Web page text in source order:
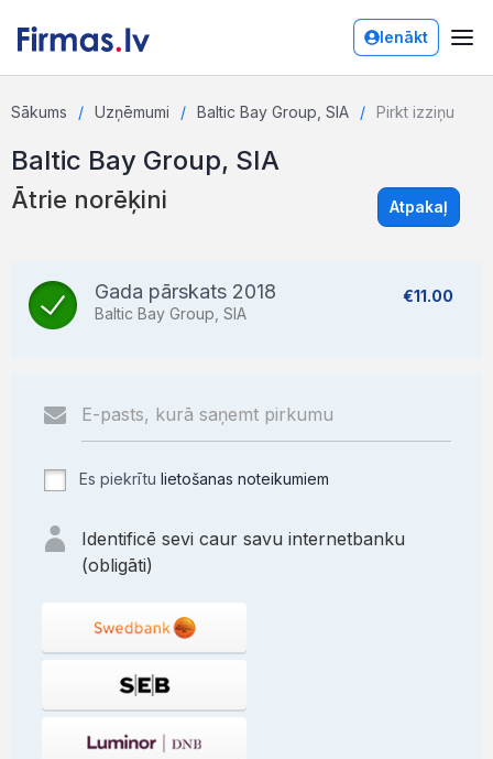
Ienākt
Sākums Uzņēmumi Baltic Bay Group, SIA Pirkt izziņu
Baltic Bay Group, SIA
Ātrie norēķini Atpakaļ
Gada pārskats 2018
Baltic Bay Group, SIA
€11.00
Es piekrītu lietošanas noteikumiem
Identificē sevi caur savu internetbanku
(obligāti)